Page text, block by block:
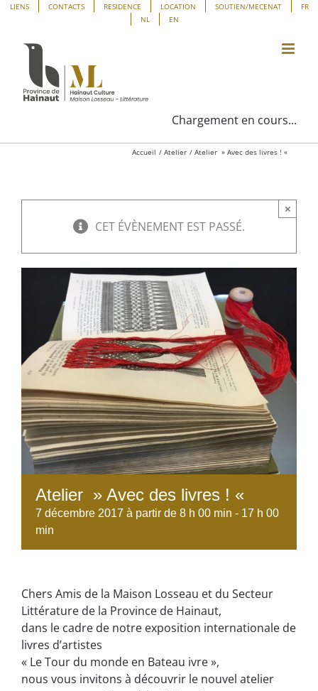
Panneau de gestion des cookies
Passer
contenu
LIENS CONTACTS RESIDENCE LOCATION SOUTIEN/MECENAT
FR
NL
EN
Chargement en cours...
Accueil Atelier Atelier » Avec des livres ! «
CET ÉVÈNEMENT EST PASSÉ.
×
Atelier » Avec des livres ! «
7 décembre 2017 à partir de 8 h 00 min - 17 h 00
min
Chers Amis de la Maison Losseau et du Secteur
Littérature de la Province de Hainaut,
dans le cadre de notre exposition internationale de
livres d’artistes
« Le Tour du monde en Bateau ivre »,
nous vous invitons à découvrir le nouvel atelier